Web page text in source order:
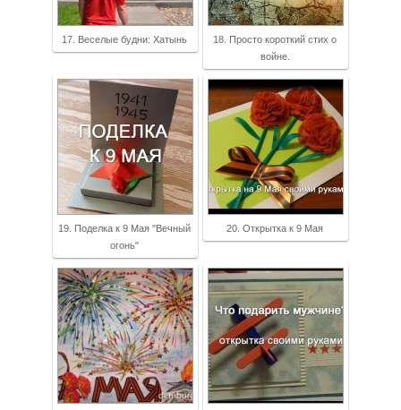
17. Веселые будни: Хатынь
18. Просто короткий стих о
войне.
19. Поделка к 9 Мая "Вечный
огонь"
20. Открытка к 9 Мая